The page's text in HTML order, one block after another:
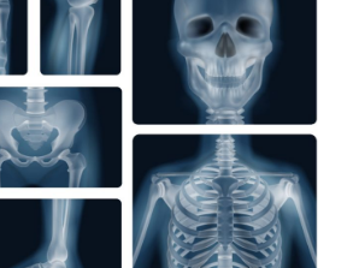
ENGLISH
Académicas/os
Funcionarias/os